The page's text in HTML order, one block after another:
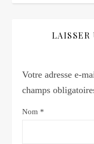
LAISSER
Votre adresse e-
champs
Nom *